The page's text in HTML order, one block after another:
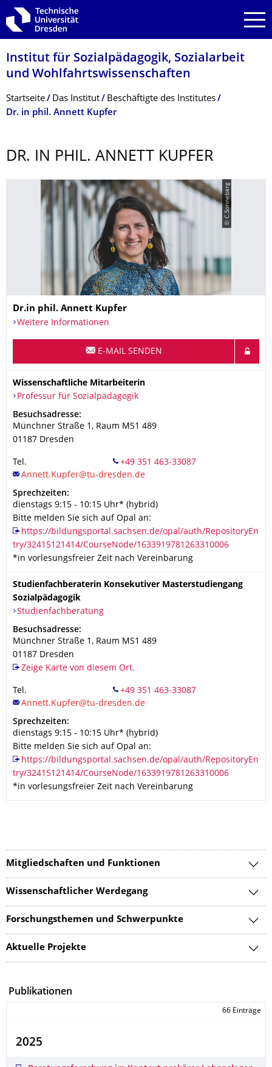
Zur Hauptnavigation springen
Zur Suche springen
Zum Inhalt springen
Institut für Sozialpädagogik, Sozialarbeit
und Wohlfahrtswissen­schaften
Breadcrumb-Menü
Startseite Das Institut
Beschäftigte des Institutes
Dr. in phil. Annett Kupfer
DR. IN PHIL. ANNETT KUPFER
© C.Sonneberg
Name
Dr.in phil. Annett Kupfer
Weitere Informationen
E-MAIL SENDEN
Wissenschaftliche Mitarbeiterin
Organisationsname
Professur für Sozialpädagogik
Professur für Sozialpädagogik
Adresse
Besuchsadresse:
Münchner Straße 1 , Raum MS1 489
01187 Dresden
Tel. +49 351 463-33087
Sprechzeiten:
dienstags 9:15 - 10:15 Uhr* (hybrid)
Bitte melden Sie sich auf Opal an:
https://bildungsportal.sachsen.de/opal/auth/RepositoryEn
try/32415121414/CourseNode/1633919781263310006
*in vorlesungsfreier Zeit nach Vereinbarung
Studienfachberaterin Konsekutiver Masterstudiengang
Sozialpädagogik
Organisationsname
Studienfachberatung
Studienfachberatung
Adresse
Besuchsadresse:
Münchner Straße 1 , Raum MS1 489
01187 Dresden
Zeige Karte von diesem Ort.
Tel. +49 351 463-33087
Sprechzeiten:
dienstags 9:15 - 10:15 Uhr* (hybrid)
Bitte melden Sie sich auf Opal an:
https://bildungsportal.sachsen.de/opal/auth/RepositoryEn
try/32415121414/CourseNode/1633919781263310006
*in vorlesungsfreier Zeit nach Vereinbarung
Mitgliedschaften und Funktionen
Wissenschaftlicher Werdegang
Forschungsthemen und Schwerpunkte
Aktuelle Projekte
Publikationen
66 Einträge
2025